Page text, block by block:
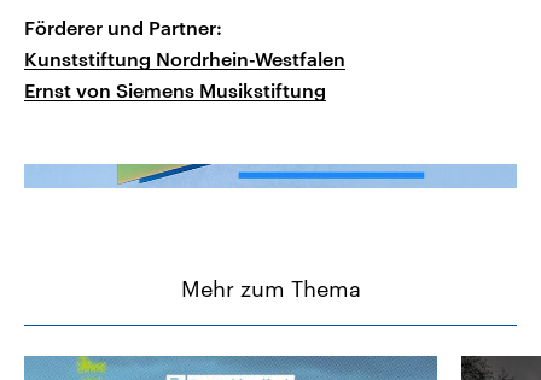
Förderer und Partner:
Kunststiftung Nordrhein-Westfalen
Ernst von Siemens Musikstiftung
Mehr zum Thema